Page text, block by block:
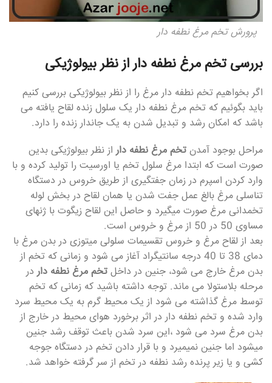
پرورش تخم مرغ نطفه دار
بررسی تخم مرغ نطفه دار از نظر بیولوژیکی
اگر بخواهیم تخم نطفه دار مرغ را از نظر بیولوژیکی بررسی کنیم
باید بگوئیم که تخم مرغ نطفه دار یک سلول زنده لقاح یافته می
باشد که امکان رشد و تبدیل شدن به یک جاندار زنده را دارد.
مراحل بوجود آمدن تخم مرغ نطفه داراز نظر بیولوژیکی بدین
صورت است که ابتدا مرغ سلول تخم یا اورسیت را تولید کرده و با
وارد کردن اسپرم در زمان جفتگیری از طریق خروس در دستگاه
تناسلی مرغ بالغ عمل جفت شدن یا همان لقاح در بخش لوله
تخمدانی مرغ صورت میگیرد و حاصل این لقاح زیگوت با ژنهای
مساوی 50 در 50 از مرغ و خروس است.
بعد از لقاح مرغ و خروس تقسیمات سلولی میتوزی در بدن مرغ با
دمای 38 تا 40 درجه سانتیگراد آغاز می شود و زمانی که تخم از
بدن مرغ خارج می شود، جنین در داخل تخم مرغ نطفه داردر
مرحله بلاستولا می ماند. توجه داشته باشید که زمانی که تخم
توسط مرغ گذاشته می شود از یک محیط گرم به یک محیط سرد
وارد شده و تخم نطفه دار در اثر برخورد هوای محیط در خارج از
بدن مرغ سرد می شود ،این سرد شدن باعث توقف رشد جنین
میشود اما جنین نمیمیرد و با قرار دادن تخم در دستگاه جوجه
کشی و یا زیر پرنده رشد نطفه در تخم از سر گرفته خواهد شد.